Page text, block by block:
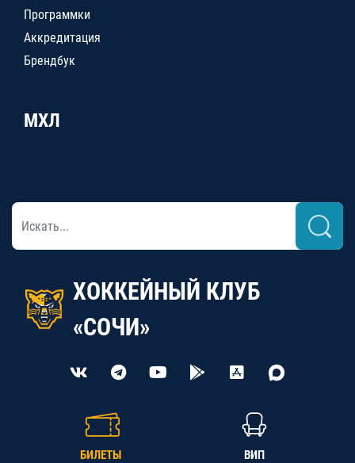
Программки
Аккредитация
Брендбук
МХЛ
ХОККЕЙНЫЙ КЛУБ
«СОЧИ»
БИЛЕТЫ ВИП